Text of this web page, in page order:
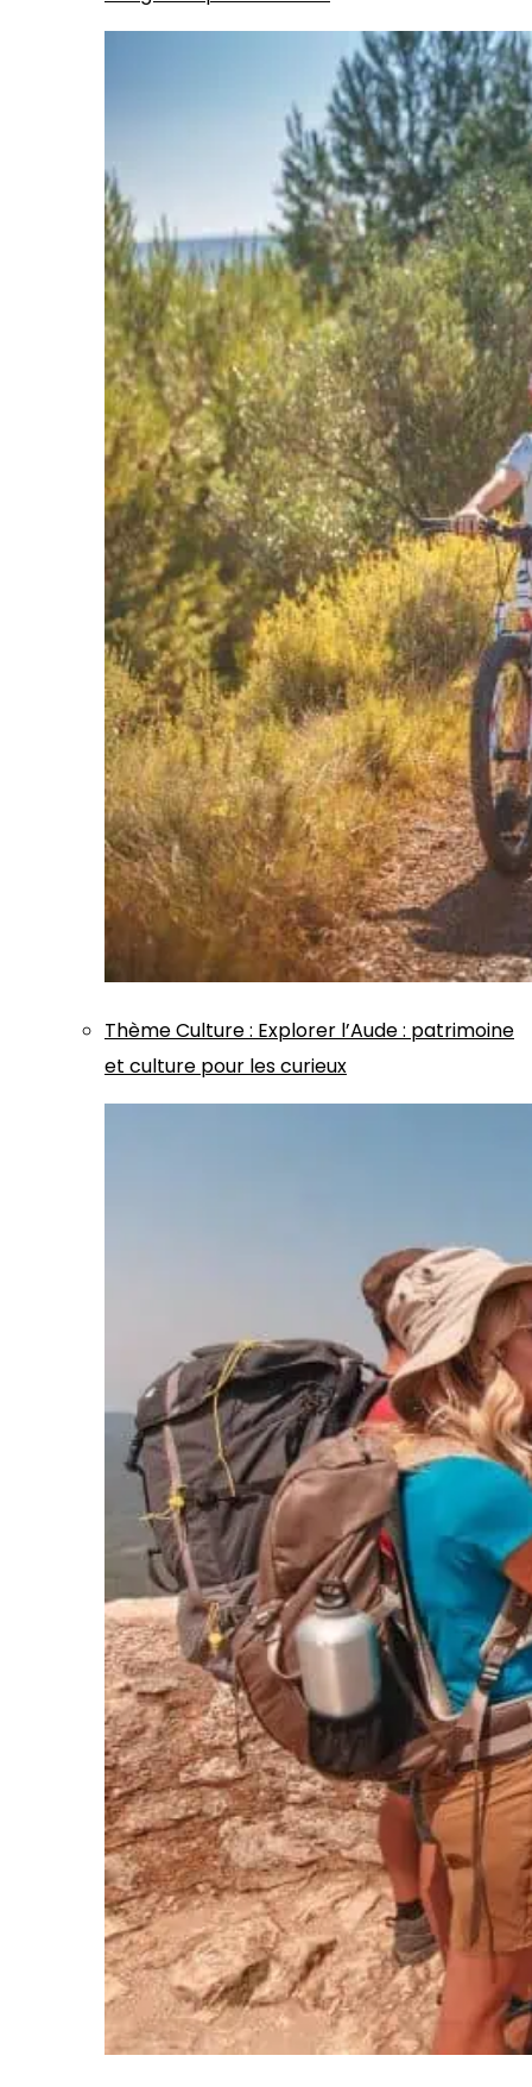
ThèmeCulture: Explorer l’Aude : patrimoine
et culture pour les curieux